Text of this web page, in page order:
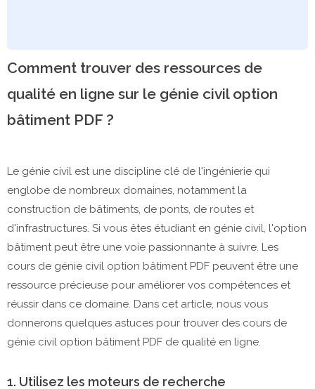
Comment trouver des ressources de
qualité en ligne sur le génie civil option
bâtiment PDF ?
Le génie civil est une discipline clé de l'ingénierie qui
englobe de nombreux domaines, notamment la
construction de bâtiments, de ponts, de routes et
d'infrastructures. Si vous êtes étudiant en génie civil, l'option
bâtiment peut être une voie passionnante à suivre. Les
cours de génie civil option bâtiment PDF peuvent être une
ressource précieuse pour améliorer vos compétences et
réussir dans ce domaine. Dans cet article, nous vous
donnerons quelques astuces pour trouver des cours de
génie civil option bâtiment PDF de qualité en ligne.
1. Utilisez les moteurs de recherche